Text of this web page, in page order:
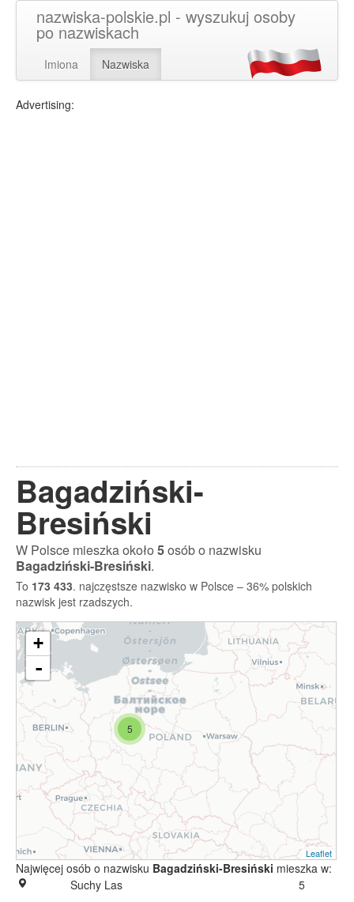
nazwiska-polskie.pl - wyszukuj osoby
po nazwiskach
Imiona Nazwiska
Advertising:
Bagadziński-
Bresiński
W Polsce mieszka około5osób o nazwisku
Bagadziński-Bresiński.
To 173 433. najczęstsze nazwisko w Polsce – 36% polskich
nazwisk jest rzadszych.
5
+
-
Leaflet
Najwięcej osób o nazwisku Bagadziński-Bresiński mieszka w:
Suchy Las
5